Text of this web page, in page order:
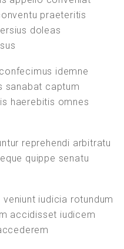
praeteritis
doleas
idemne
sanabat captum
haerebitis omnes
reprehendi arbitratu
quippe senatu
iudicia rotundum
accidisset iudicem
UNS